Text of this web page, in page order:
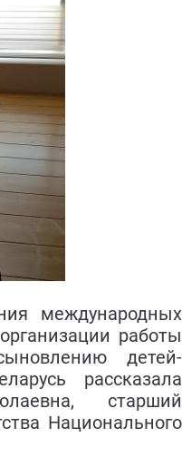
международных
работы
детей-
рассказала
старший
Национального